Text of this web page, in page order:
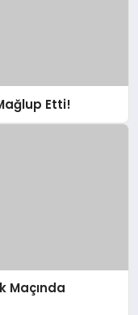
Etti!
Maçında